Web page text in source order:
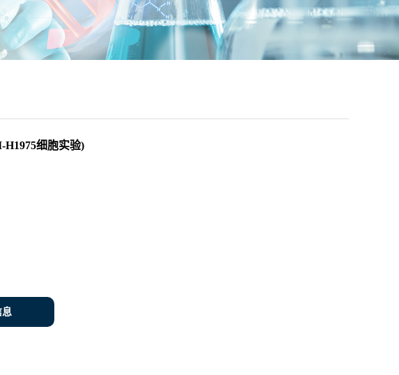
H1975细胞实验)
息